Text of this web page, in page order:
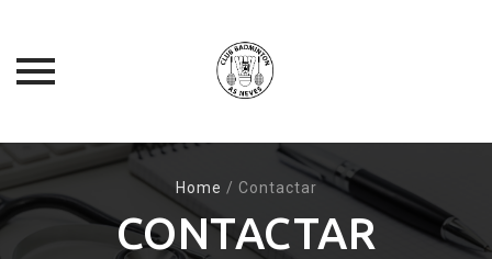
content
Home / Contactar
CONTACTAR